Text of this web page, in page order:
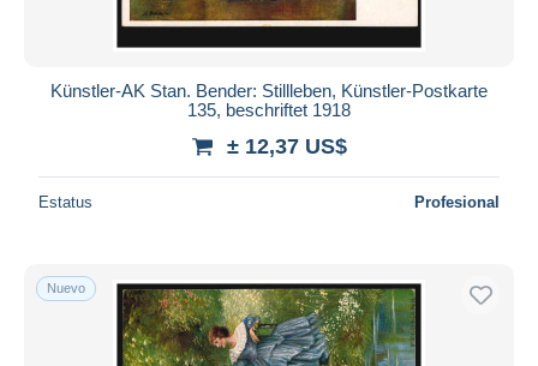
Künstler-AK Stan. Bender: Stillleben, Künstler-Postkarte
135, beschriftet 1918
± 12,37 US$
Estatus Profesional
Nuevo